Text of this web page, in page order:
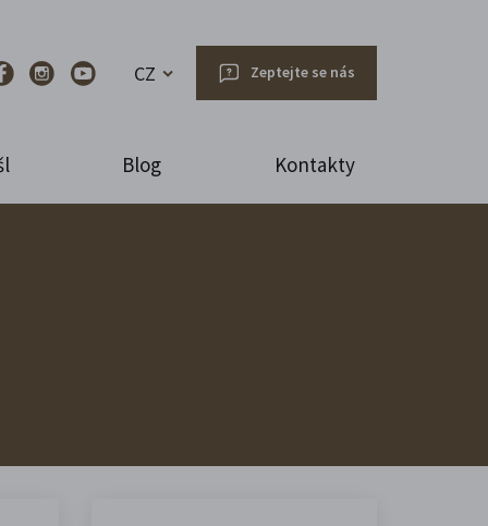
CZ Zeptejte se nás
Blog Kontakty